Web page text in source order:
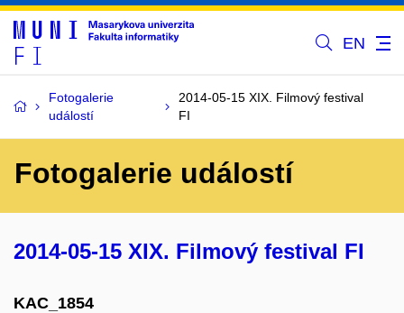
EN
Fotogalerie
událostí
2014-05-15 XIX. Filmový festival
FI
Fotogalerie událostí
2014-05-15 XIX. Filmový festival FI
KAC_1854